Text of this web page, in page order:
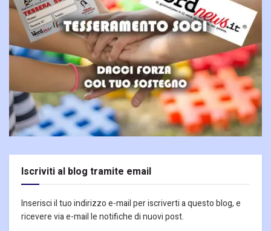
Iscriviti al blog tramite email
Inserisci il tuo indirizzo e-mail per iscriverti a questo blog, e
ricevere via e-mail le notifiche di nuovi post.